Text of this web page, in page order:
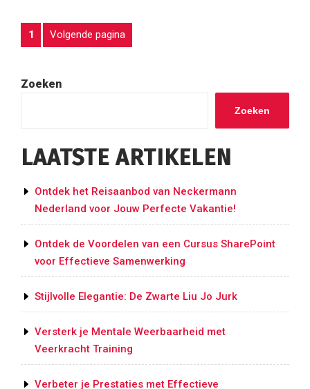
BERICHTEN
Pagina
1 Volgende pagina
Zoeken
Zoeken
LAATSTE ARTIKELEN
Ontdek het Reisaanbod van Neckermann
Nederland voor Jouw Perfecte Vakantie!
Ontdek de Voordelen van een Cursus SharePoint
voor Effectieve Samenwerking
Stijlvolle Elegantie: De Zwarte Liu Jo Jurk
Versterk je Mentale Weerbaarheid met
Veerkracht Training
Verbeter je Prestaties met Effectieve